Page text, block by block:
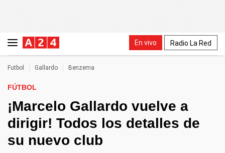
En vivo Radio La Red
Futbol Gallardo Benzema
FÚTBOL
¡Marcelo Gallardo vuelve a
dirigir! Todos los detalles de
su nuevo club